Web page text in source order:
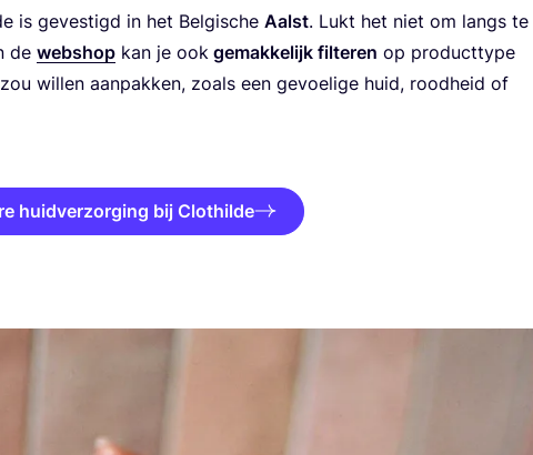
is geves­tigd in het Bel­gi­sche Aalst. Lukt het niet om langs te
de web­shop kan je ook gemak­ke­lijk fil­te­ren op pro­duct­ty­pe
wil­len aan­pak­ken, zoals een gevoe­li­ge huid, rood­heid of
huidverzorging bij Clothilde